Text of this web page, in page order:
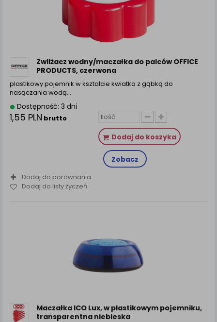
Zwilżacz wodny/maczałka do palców OFFICE
PRODUCTS, czerwona
plastikowy pojemnik w kształcie kwiatka z gąbką do
nasączania wodą…
Dostępność: 3 dni
1,55 PLN brutto
Dodaj do koszyka
Zobacz
Dodaj do porównania
Dodaj do listy życzeń
Maczałka ICO Lux, w plastikowym pojemniku,
transparentna niebieska
W przypadku użytkowników zalogowanych, aby
umożliwić prawidłową realizację Umowy z Państwem i
związane z tym prawidłowe działanie naszej strony
www, a w szczególności np. wysłanie potwierdzenia
Państwu prawidłowych informacji o promocjach czy
cenach indywidualnych, ważna jest Państwa
wcześniejsza zgoda której udzieliliście podczas
zakładania konta.
dowolnym momencie wycofać.
Klauzula Informacyjna (rozwiń)
Lista Zaufanych Partnerów (rozwiń)